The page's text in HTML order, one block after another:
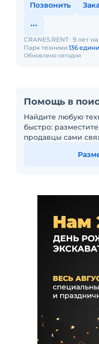
Позвонить
Обновлено сегодня
CRANES.RENT 9 лет
Парк техники:136
Помощь в
Найдите любую
быстро:
продавцы сами